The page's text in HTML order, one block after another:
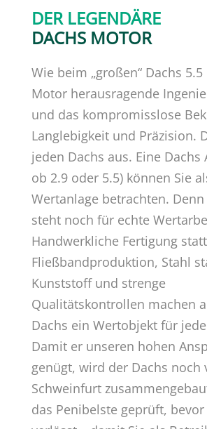
DER LEGENDÄRE
DACHS MOTOR
Wie beim „großen“ Dachs
Motor herausragende
und das kompromisslose
Langlebigkeit und Präzision.
jeden Dachs aus. Eine Dachs
ob 2.9 oder 5.5) können Sie
Wertanlage betrachten.
steht noch für echte
Handwerkliche Fertigung statt
Fließbandproduktion, Stahl
Kunststoff und strenge
Qualitätskontrollen machen
Dachs ein Wertobjekt für
Damit er unseren hohen
genügt, wird der Dachs noch
Schweinfurt
das Penibelste geprüft,